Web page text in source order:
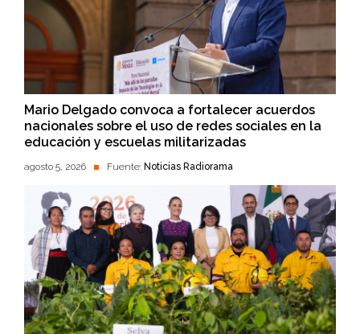
Mario Delgado convoca a fortalecer acuerdos
nacionales sobre el uso de redes sociales en la
educación y escuelas militarizadas
agosto 5, 2026 Fuente: Noticias Radiorama